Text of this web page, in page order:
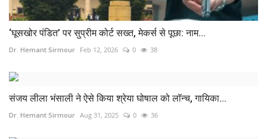
‘घूसखोर पंडित’ पर सुप्रीम कोर्ट सख्त, मेकर्स से पूछा: नाम...
Dr. Hemant Sirmour Feb 12, 2026 0 38
संजय लीला भंसाली ने ऐसे किया श्रेया घोषाल को लॉन्च, गायिका...
Dr. Hemant Sirmour Aug 31, 2025 0 36